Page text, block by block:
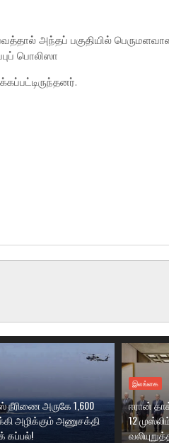
அந்தப் பகுதியில்
பொலிஸா
அருகே 1,600
அழிக்கும் அணுசக்தி
கப்பல்!
இலங்கை
ஈரான்
12